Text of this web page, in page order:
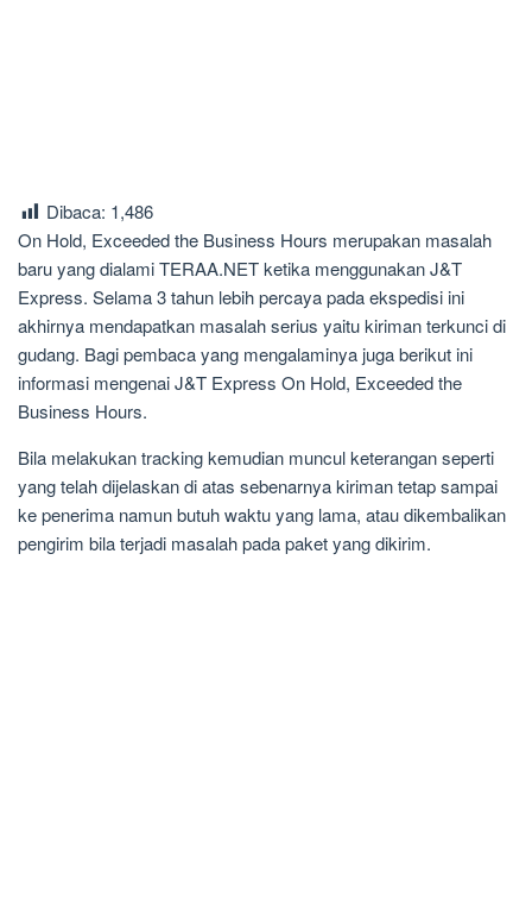
Dibaca: 1,486
On Hold, Exceeded the Business Hours merupakan masalah
baru yang dialami TERAA.NET ketika menggunakan J&T
Express. Selama 3 tahun lebih percaya pada ekspedisi ini
akhirnya mendapatkan masalah serius yaitu kiriman terkunci di
gudang. Bagi pembaca yang mengalaminya juga berikut ini
informasi mengenai J&T Express On Hold, Exceeded the
Business Hours.
Bila melakukan tracking kemudian muncul keterangan seperti
yang telah dijelaskan di atas sebenarnya kiriman tetap sampai
ke penerima namun butuh waktu yang lama, atau dikembalikan
pengirim bila terjadi masalah pada paket yang dikirim.